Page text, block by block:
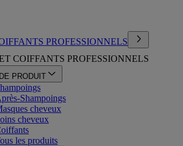
PROFESSIONNELS
COIFFANTS PROFESSIONNELS
PRODUIT
Shampoings
cheveux
cheveux
les produits